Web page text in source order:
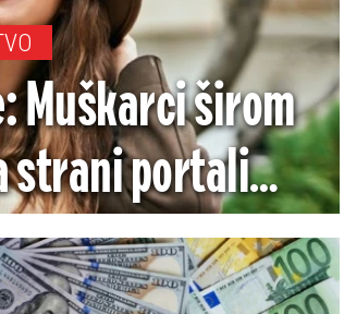
Muškarci širom
strani portali
"smuvati" naše